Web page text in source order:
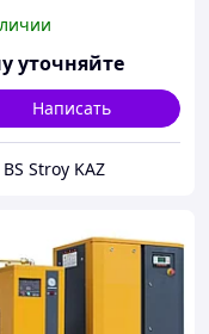
уточняйте
Написать
Stroy KAZ